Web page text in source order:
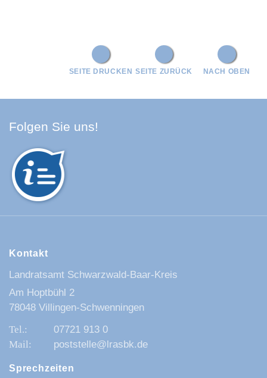
NACH OBEN
SEITE ZURÜCK
SEITE DRUCKEN
Folgen Sie uns!
Kontakt
Landratsamt Schwarzwald-Baar-Kreis
Am Hoptbühl 2
78048 Villingen-Schwenningen
07721 913 0
poststelle@lrasbk.de
Sprechzeiten